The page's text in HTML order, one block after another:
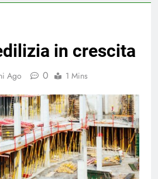
in crescita
Ago 0 1 Mins